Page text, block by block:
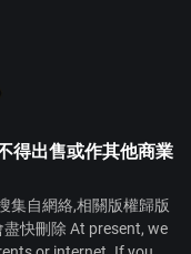
得出售或作其他商業
集自網絡,相關版權歸版
快刪除 At present, we